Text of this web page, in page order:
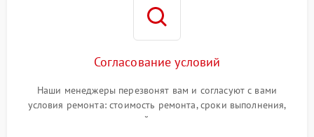
Согласование условий
Наши менеджеры перезвонят вам и согласуют с вами
условия ремонта: стоимость ремонта, сроки выполнения,
гарантийные условия